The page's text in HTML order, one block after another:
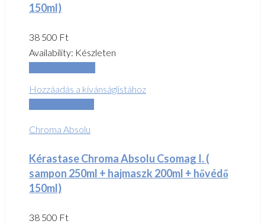
150ml)
38 500 Ft
Availability: Készleten
Hozzáadás a kívánságlistához
Chroma Absolu
Kérastase Chroma Absolu Csomag I. (
sampon 250ml + hajmaszk 200ml + hővédő
150ml)
38 500 Ft